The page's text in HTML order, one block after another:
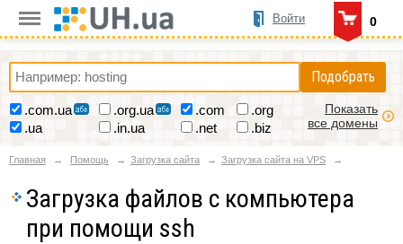
0
Войти
Подобрать
.com.ua .org.ua .com
.org
.ua
.in.ua .net .biz
Показать
все домены
Главная Помощь Загрузка сайта Загрузка сайта на VPS
Загрузка файлов с компьютера
при помощи ssh